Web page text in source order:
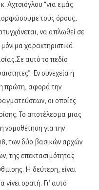
Αχτσιόγλου “για εμάς
τους όρους,
να απλωθεί σε
χαρακτηριστικά
αυτό το πεδίο
Εν συνεχεία η
πρώτη, αφορά την
οι οποίες
Το αποτέλεσμα μιας
νομοθέτηση για την
των δύο βασικών αρχών
της επεκτασιμότητας
Η δεύτερη, είναι
ορατή. Γι’ αυτό